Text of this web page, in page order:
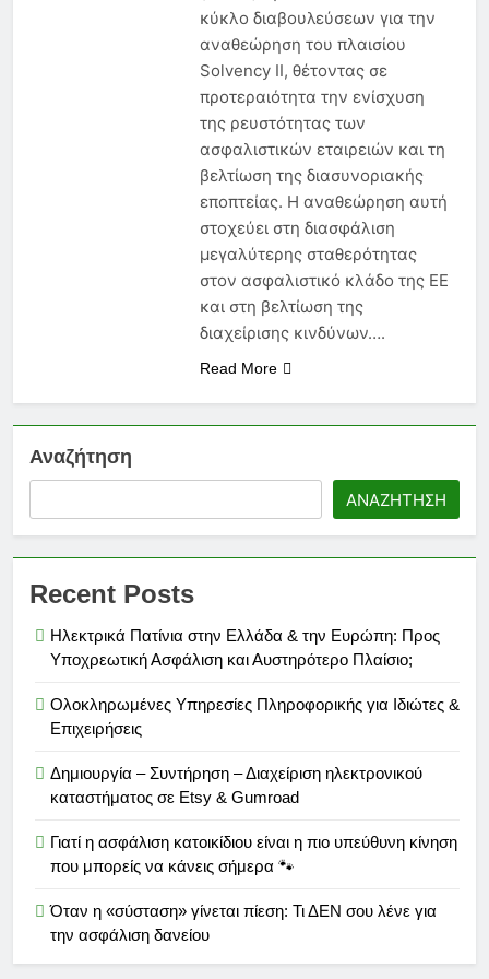
να Γνωρίζει Κάθε
Ασφαλιστικός Πράκτορας
6 Μήνες Ago
Ασφάλεια Υγείας: Κόστος,
Αντιλήψεις και Προκλήσεις
στην Ελλάδα
6 Μήνες Ago
Ασφάλιση Μεταφερόμενων
Εμπορευμάτων: Η Στρατηγική
Ασπίδα Κάθε Μεταφορικής
Επιχείρησης
6 Μήνες Ago
κύκλο διαβουλεύσεων για την
αναθεώρηση του πλαισίου
Solvency II, θέτοντας σε
προτεραιότητα την ενίσχυση
της ρευστότητας των
ασφαλιστικών εταιρειών και τη
βελτίωση της διασυνοριακής
εποπτείας. Η αναθεώρηση αυτή
στοχεύει στη διασφάλιση
μεγαλύτερης σταθερότητας
στον ασφαλιστικό κλάδο της ΕΕ
και στη βελτίωση της
διαχείρισης κινδύνων….
Read More
Αναζήτηση
ΑΝΑΖΉΤΗΣΗ
Recent Posts
Ηλεκτρικά Πατίνια στην Ελλάδα & την Ευρώπη: Προς
Υποχρεωτική Ασφάλιση και Αυστηρότερο Πλαίσιο;
Ολοκληρωμένες Υπηρεσίες Πληροφορικής για Ιδιώτες &
Επιχειρήσεις
Δημιουργία – Συντήρηση – Διαχείριση ηλεκτρονικού
καταστήματος σε Etsy & Gumroad
Γιατί η ασφάλιση κατοικίδιου είναι η πιο υπεύθυνη κίνηση
που μπορείς να κάνεις σήμερα 🐾
Όταν η «σύσταση» γίνεται πίεση: Τι ΔΕΝ σου λένε για
την ασφάλιση δανείου